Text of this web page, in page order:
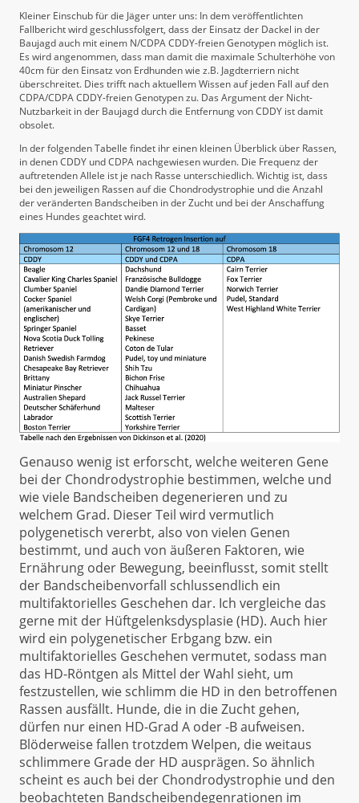
Kleiner Einschub für die Jäger unter uns: In dem veröffentlichten
Fallbericht wird geschlussfolgert, dass der Einsatz der Dackel in der
Baujagd auch mit einem N/CDPA CDDY-freien Genotypen möglich ist.
Es wird angenommen, dass man damit die maximale Schulterhöhe von
40cm für den Einsatz von Erdhunden wie z.B. Jagdterriern nicht
überschreitet. Dies trifft nach aktuellem Wissen auf jeden Fall auf den
CDPA/CDPA CDDY-freien Genotypen zu. Das Argument der Nicht-
Nutzbarkeit in der Baujagd durch die Entfernung von CDDY ist damit
obsolet.
In der folgenden Tabelle findet ihr einen kleinen Überblick über Rassen,
in denen CDDY und CDPA nachgewiesen wurden. Die Frequenz der
auftretenden Allele ist je nach Rasse unterschiedlich. Wichtig ist, dass
bei den jeweiligen Rassen auf die Chondrodystrophie und die Anzahl
der veränderten Bandscheiben in der Zucht und bei der Anschaffung
eines Hundes geachtet wird.
Genauso wenig ist erforscht, welche weiteren Gene
bei der Chondrodystrophie bestimmen, welche und
wie viele Bandscheiben degenerieren und zu
welchem Grad. Dieser Teil wird vermutlich
polygenetisch vererbt, also von vielen Genen
bestimmt, und auch von äußeren Faktoren, wie
Ernährung oder Bewegung, beeinflusst, somit stellt
der Bandscheibenvorfall schlussendlich ein
multifaktorielles Geschehen dar. Ich vergleiche das
gerne mit der Hüftgelenksdysplasie (HD). Auch hier
wird ein polygenetischer Erbgang bzw. ein
multifaktorielles Geschehen vermutet, sodass man
das HD-Röntgen als Mittel der Wahl sieht, um
festzustellen, wie schlimm die HD in den betroffenen
Rassen ausfällt. Hunde, die in die Zucht gehen,
dürfen nur einen HD-Grad A oder -B aufweisen.
Blöderweise fallen trotzdem Welpen, die weitaus
schlimmere Grade der HD ausprägen. So ähnlich
scheint es auch bei der Chondrodystrophie und den
beobachteten Bandscheibendegenrationen im